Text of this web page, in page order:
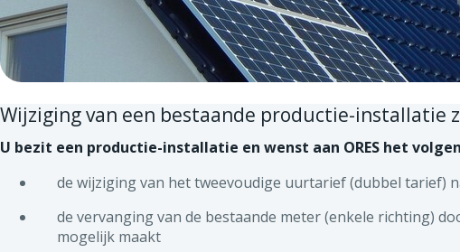
Wijziging van een bestaande productie-installatie
U bezit een productie-installatie en wenst aan ORES het
de wijziging van het tweevoudige uurtarief (dubbel tarief)
de vervanging van de bestaande meter (enkele richting)
mogelijk maakt